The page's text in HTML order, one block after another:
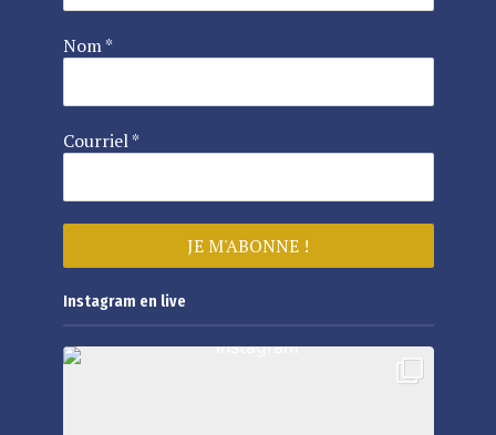
Nom*
Courriel*
Instagram en live